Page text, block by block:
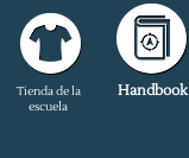
Handbook
Tienda de la
escuela